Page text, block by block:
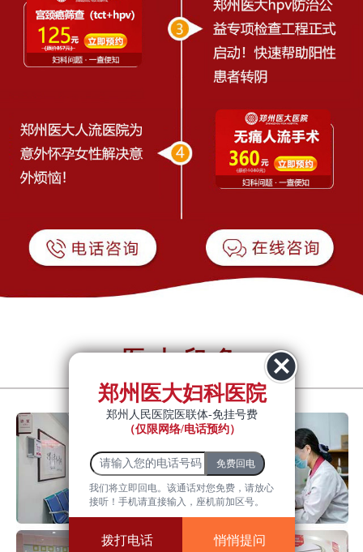
医大印象
郑州医大妇科医院
郑州人民医院医联体-免挂号费
（仅限网络/电话预约）
我们将立即回电。该通话对您免费，请放心
接听！手机请直接输入，座机前加区号。
拨打电话 悄悄提问